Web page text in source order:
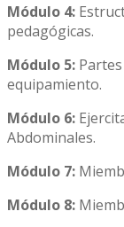
Módulo 4:
pedagógicas.
Módulo 5:
equipamiento.
Módulo 6:
Abdominales.
Módulo 7:
Módulo 8: